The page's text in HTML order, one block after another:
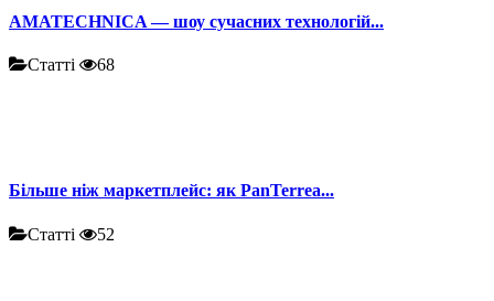
AMATECHNICA — шоу сучасних технологій...
Статті 68
Більше ніж маркетплейс: як PanTerrea...
Статті 52